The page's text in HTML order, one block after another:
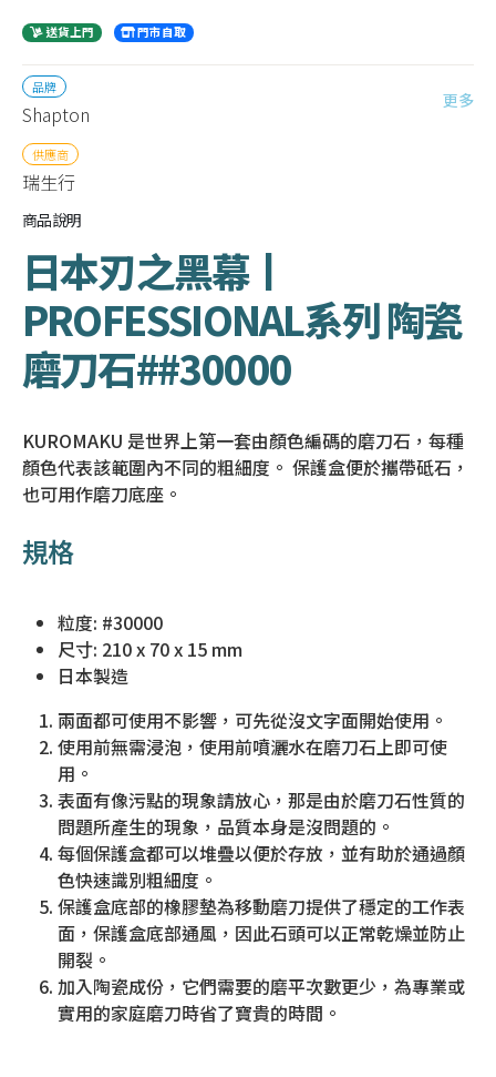
送貨上門 門市自取
品牌
Shapton
更多
供應商
瑞生行
商品說明
日本刃之黑幕丨
PROFESSIONAL系列 陶瓷
磨刀石##30000
KUROMAKU 是世界上第一套由顏色編碼的磨刀石，每種
顏色代表該範圍內不同的粗細度。 保護盒便於攜帶砥石，
也可用作磨刀底座。
規格
粒度: #30000
尺寸: 210 x 70 x 15 mm
日本製造
兩面都可使用不影響，可先從沒文字面開始使用。
使用前無需浸泡，使用前噴灑水在磨刀石上即可使
用。
表面有像污點的現象請放心，那是由於磨刀石性質的
問題所產生的現象，品質本身是沒問題的。
每個保護盒都可以堆疊以便於存放，並有助於通過顏
色快速識別粗細度。
保護盒底部的橡膠墊為移動磨刀提供了穩定的工作表
面，保護盒底部通風，因此石頭可以正常乾燥並防止
開裂。
加入陶瓷成份，它們需要的磨平次數更少，為專業或
實用的家庭磨刀時省了寶貴的時間。